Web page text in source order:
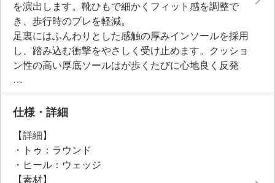
を演出します。靴ひもで細かくフィット感を調整で
き、歩行時のブレを軽減。
足裏にはふんわりとした感触の厚みインソールを採用
し、踏み込む衝撃をやさしく受け止めます。クッショ
ン性の高い厚底ソールはが歩くたびに心地良く反発
し、長時間の外出でも軽快な履き心地に。幅広のソー
ルで体重をしっかり支え、厚底でもグラつきにくい安
心感のある歩きやすさを追求。見た目はボリュームが
活躍します。
●普段と同じサイズをおすすめ
仕様・詳細
【詳細】
・トゥ：ラウンド
・ヒール：ウェッジ
【素材】